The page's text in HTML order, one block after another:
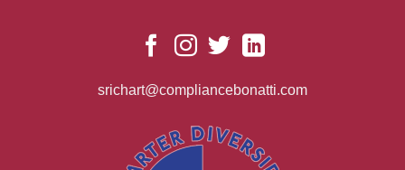
srichart@compliancebonatti.com